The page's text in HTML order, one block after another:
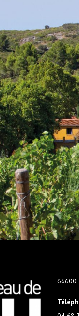
66600